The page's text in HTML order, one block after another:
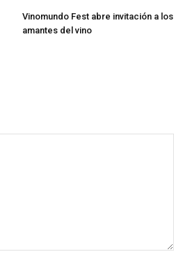
Vinomundo Fest abre invitación a los
amantes del vino